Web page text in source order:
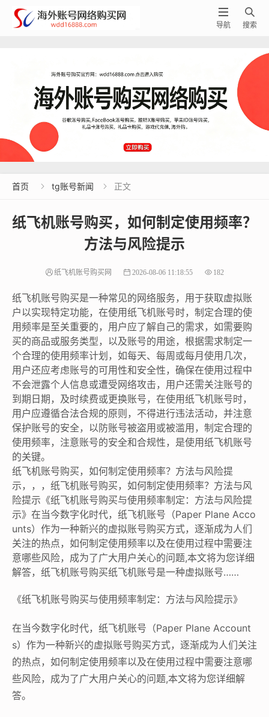

搜索

导航
首页  tg账号新闻  正文
纸飞机账号购买，如何制定使用频率？
方法与风险提示
纸飞机账号购买网 2026-08-06 11:18:55 182
纸飞机账号购买是一种常见的网络服务，用于获取虚拟账
户以实现特定功能，在使用纸飞机账号时，制定合理的使
用频率是至关重要的，用户应了解自己的需求，如需要购
买的商品或服务类型，以及账号的用途，根据需求制定一
个合理的使用频率计划，如每天、每周或每月使用几次，
用户还应考虑账号的可用性和安全性，确保在使用过程中
不会泄露个人信息或遭受网络攻击，用户还需关注账号的
到期日期，及时续费或更换账号，在使用纸飞机账号时，
用户应遵循合法合规的原则，不得进行违法活动，并注意
保护账号的安全，以防账号被盗用或被滥用，制定合理的
使用频率，注意账号的安全和合规性，是使用纸飞机账号
的关键。
纸飞机账号购买，如何制定使用频率？方法与风险提
示，，，纸飞机账号购买，如何制定使用频率？方法与风
险提示《纸飞机账号购买与使用频率制定：方法与风险提
示》在当今数字化时代，纸飞机账号（Paper Plane Acco
unts）作为一种新兴的虚拟账号购买方式，逐渐成为人们
关注的热点，如何制定使用频率以及在使用过程中需要注
意哪些风险，成为了广大用户关心的问题,本文将为您详细
解答，纸飞机账号购买纸飞机账号是一种虚拟账号……
《纸飞机账号购买与使用频率制定：方法与风险提示》
在当今数字化时代，纸飞机账号（Paper Plane Account
s）作为一种新兴的虚拟账号购买方式，逐渐成为人们关注
的热点，如何制定使用频率以及在使用过程中需要注意哪
些风险，成为了广大用户关心的问题,本文将为您详细解
答。